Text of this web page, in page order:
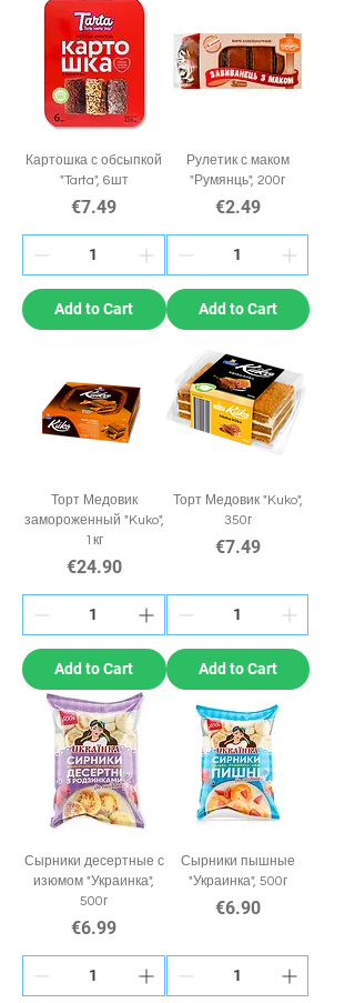
Картошка с обсыпкой
"Tarta", 6шт
Price
€7.49
Add to Cart
Рулетик с маком
"Румянць", 200г
Price
€2.49
Add to Cart
Торт Медовик
замороженный "Kuko",
1кг
Price
€24.90
Add to Cart
Торт Медовик "Kuko",
350г
Price
€7.49
Add to Cart
Сырники десертные с
изюмом "Украинка",
500г
Price
€6.99
Сырники пышные
"Украинка", 500г
Price
€6.90